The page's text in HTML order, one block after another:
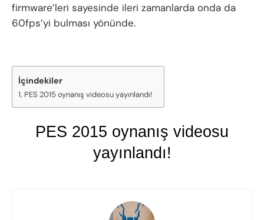
firmware’leri sayesinde ileri zamanlarda onda da
60fps’yi bulması yönünde.
İçindekiler
PES 2015 oynanış videosu yayınlandı!
PES 2015 oynanış videosu
yayınlandı!